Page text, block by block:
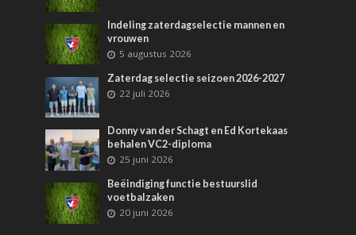
Indeling zaterdagselectie mannen en
vrouwen
5 augustus 2026
Zaterdag selectie seizoen 2026-2027
22 juli 2026
Donny van der Schagt en Ed Kortekaas
behalen VC2-diploma
25 juni 2026
Beëindiging functie bestuurslid
voetbalzaken
20 juni 2026